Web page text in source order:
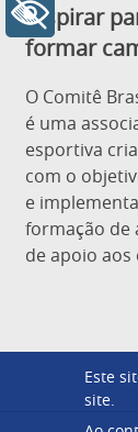
Inspirar
formar
O Comitê
é uma
esportiva
com o
e
formação de
de apoio aos
Este
site.
+